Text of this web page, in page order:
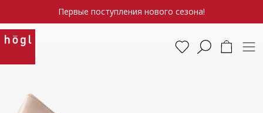
Первые поступления нового сезона!